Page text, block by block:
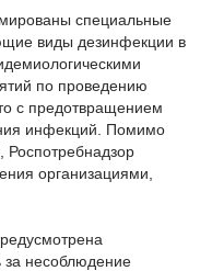
специальные
виды дезинфекции в
по проведению
с предотвращением
инфекций. Помимо
Роспотребнадзор
организациями,
за несоблюдение